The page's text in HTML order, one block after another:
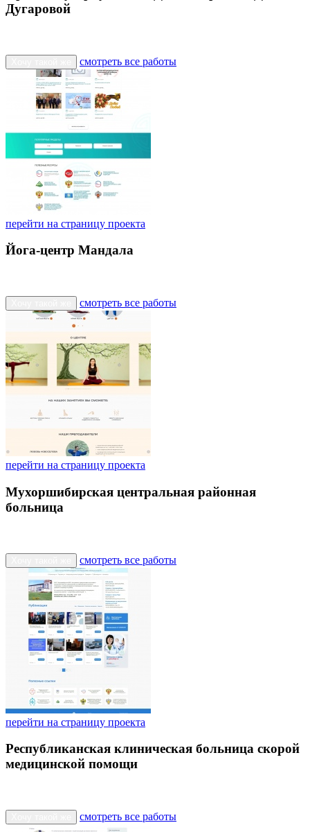
Дугаровой
смотреть все работы
перейти на страницу проекта
Йога-центр Мандала
смотреть все работы
перейти на страницу проекта
Мухоршибирская центральная районная
больница
смотреть все работы
перейти на страницу проекта
Республиканская клиническая больница скорой
медицинской помощи
смотреть все работы